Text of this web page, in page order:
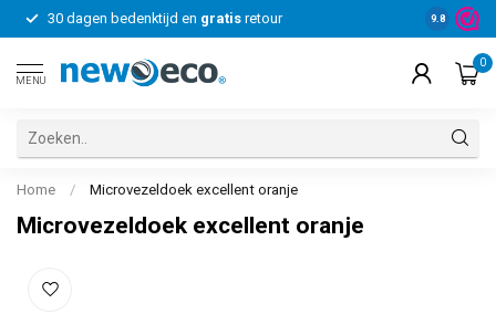
30 dagen bedenktijd en gratis retour Voor
9.8
MENU
0
Home / Microvezeldoek excellent oranje
Microvezeldoek excellent oranje